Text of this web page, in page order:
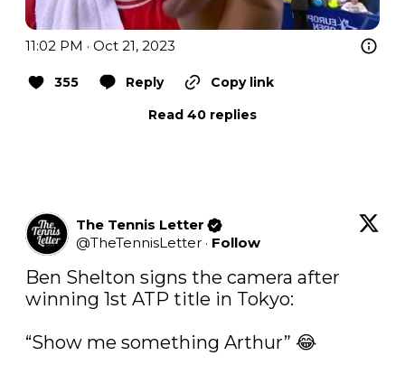
11:02 PM · Oct 21, 2023
355 Reply
Copy link
Read 40 replies
The Tennis Letter
@TheTennisLetter · Follow
Ben Shelton signs the camera after
winning 1st ATP title in Tokyo:
“Show me something Arthur” 😂